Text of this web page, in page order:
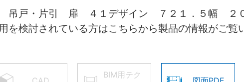
吊戸・片引 扉 ４１デザイン ７２１．５幅 ２
を検討されている方はこちらから製品の情報がご覧
BIM用テク